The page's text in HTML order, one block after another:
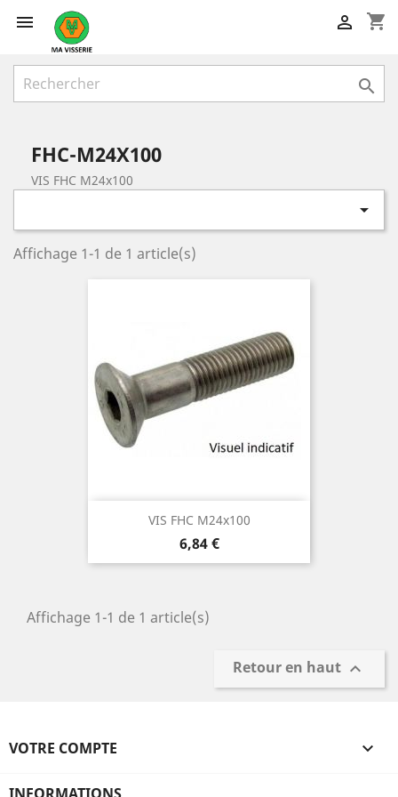
 shopping_cart


FHC-M24X100
VIS FHC M24x100

Affichage 1-1 de 1 article(s)
VIS FHC M24x100
Prix
6,84 €
Affichage 1-1 de 1 article(s)
Retour en haut 
VOTRE COMPTE 